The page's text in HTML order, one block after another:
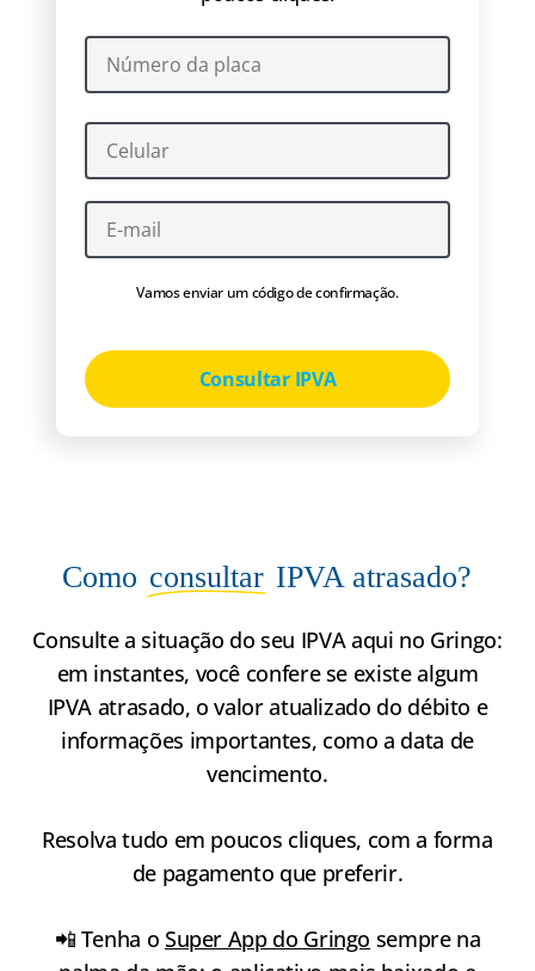
Vamos enviar um código de confirmação.
Consultar IPVA
Como consultar IPVA atrasado?
Consulte a situação do seu IPVA aqui no Gringo:
em instantes, você confere se existe algum
IPVA atrasado, o valor atualizado do débito e
informações importantes, como a data de
vencimento.
Resolva tudo em poucos cliques, com a forma
de pagamento que preferir.
📲 Tenha o Super App do Gringo sempre na